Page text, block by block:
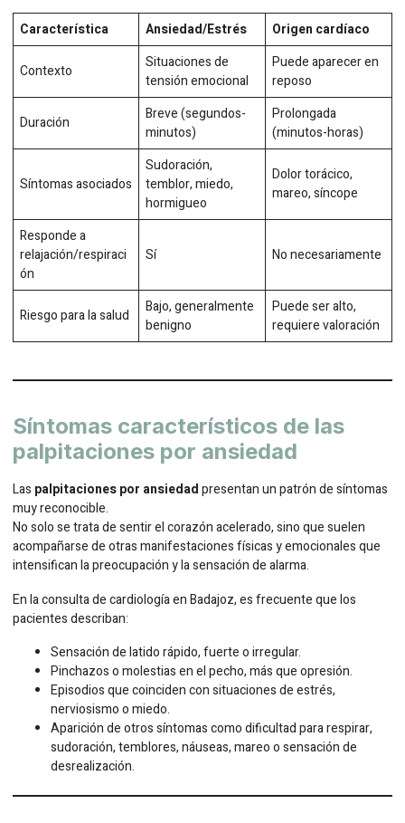
Característica Ansiedad/Estrés Origen cardíaco
Contexto
Situaciones de
tensión emocional
Puede aparecer en
reposo
Duración
Breve (segundos-
minutos)
Prolongada
(minutos-horas)
Síntomas asociados
Sudoración,
temblor, miedo,
hormigueo
Dolor torácico,
mareo, síncope
Responde a
relajación/respiraci
ón
Sí No necesariamente
Riesgo para la salud
Bajo, generalmente
benigno
Puede ser alto,
requiere valoración
Síntomas característicos de las
palpitaciones por ansiedad
Las palpitaciones por ansiedadpresentan un patrón de síntomas
muy reconocible.
No solo se trata de sentir el corazón acelerado, sino que suelen
acompañarse de otras manifestaciones físicas y emocionales que
intensifican la preocupación y la sensación de alarma.
En la consulta de cardiología en Badajoz, es frecuente que los
pacientes describan:
Sensación de latido rápido, fuerte o irregular.
Pinchazos o molestias en el pecho, más que opresión.
Episodios que coinciden con situaciones de estrés,
nerviosismo o miedo.
Aparición de otros síntomas como dificultad para respirar,
sudoración, temblores, náuseas, mareo o sensación de
desrealización.